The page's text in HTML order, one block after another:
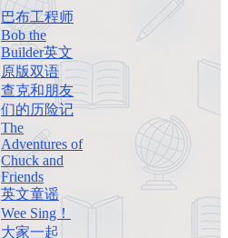
巴布工程师
Bob the
Builder英文
原版双语
查克和朋友
们的历险记
The
Adventures of
Chuck and
Friends
英文童谣
Wee Sing！
大家一起